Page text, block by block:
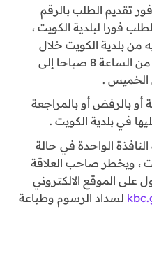
تقديم الطلب بالرقم
فورا لبلدية الكويت ،
من بلدية الكويت خلال
ساعات العمل الرسمية يوميا من الساعة 8 صباحا إلى
أو بالرفض أو بالمراجعة
في بلدية الكويت .
النافذة الواحدة في حالة
، ويخطر صاحب العلاقة
على الموقع الالكتروني
لسداد الرسوم وطباعة